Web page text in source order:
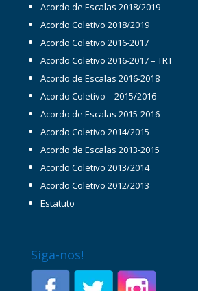
Acordo de Escalas 2018/2019
Acordo Coletivo 2018/2019
Acordo Coletivo 2016-2017
Acordo Coletivo 2016-2017 – TRT
Acordo de Escalas 2016-2018
Acordo Coletivo – 2015/2016
Acordo de Escalas 2015-2016
Acordo Coletivo 2014/2015
Acordo de Escalas 2013-2015
Acordo Coletivo 2013/2014
Acordo Coletivo 2012/2013
Estatuto
Siga-nos!